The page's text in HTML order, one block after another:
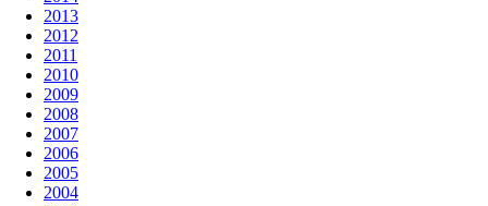
2013
2012
2011
2010
2009
2008
2007
2006
2005
2004